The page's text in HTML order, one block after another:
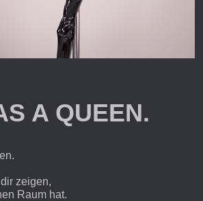
A QUEEN.
zeigen,
Raum hat.